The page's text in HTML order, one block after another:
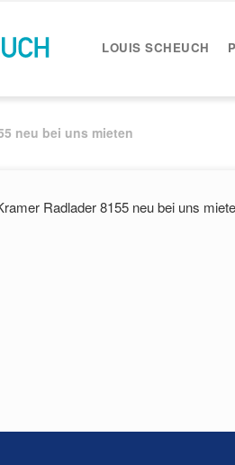
LOUIS SCHEUCH
neu bei uns mieten
Radlader 8155 neu bei uns